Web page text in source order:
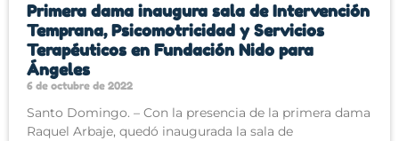
Primera dama inaugura sala de Intervención
Temprana, Psicomotricidad y Servicios
Terapéuticos en Fundación Nido para
Ángeles
6 de octubre de 2022
Santo Domingo. – Con la presencia de la primera dama
Raquel Arbaje, quedó inaugurada la sala de